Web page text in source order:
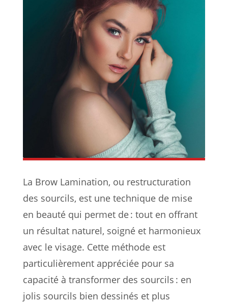
La Brow Lamination, ou restructuration
des sourcils, est une technique de mise
en beauté qui permet de : tout en offrant
un résultat naturel, soigné et harmonieux
avec le visage. Cette méthode est
particulièrement appréciée pour sa
capacité à transformer des sourcils : en
jolis sourcils bien dessinés et plus